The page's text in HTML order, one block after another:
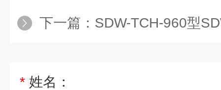
下一篇： SDW-TCH-960型SDW-
* 姓名：